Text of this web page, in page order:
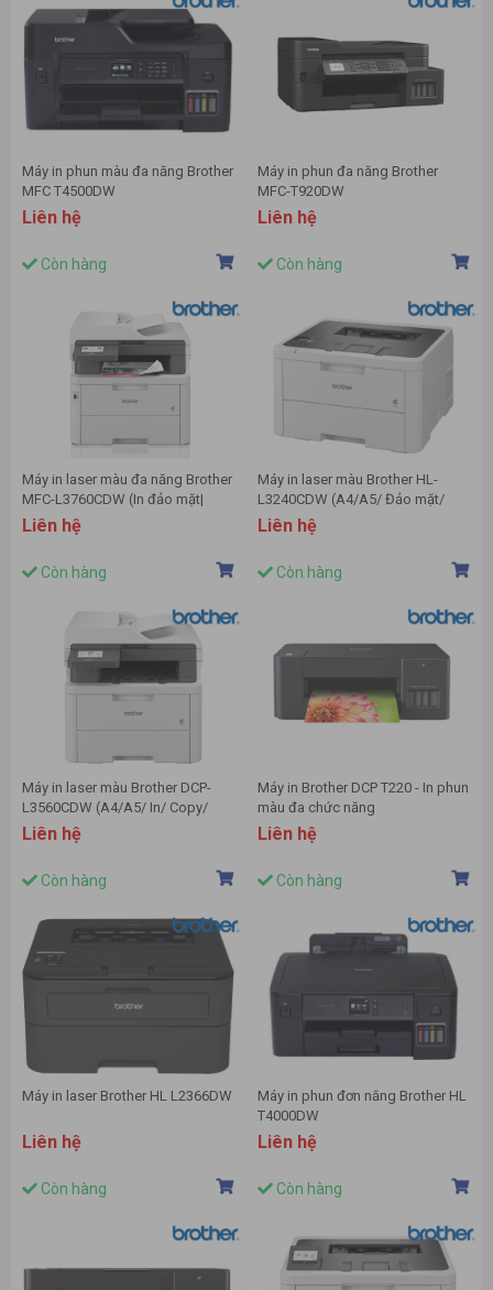
Máy in phun màu đa năng Brother
MFC T4500DW
Liên hệ
Còn hàng
Máy in phun đa năng Brother
MFC-T920DW
Liên hệ
Còn hàng
Máy in laser màu đa năng Brother
MFC-L3760CDW (In đảo mặt|
Copy| Scan| Fax| A4| A5| USB|
LAN| WIFI)
Liên hệ
Còn hàng
Máy in laser màu Brother HL-
L3240CDW (A4/A5/ Đảo mặt/
USB/ LAN/ WIFI)
Liên hệ
Còn hàng
Máy in laser màu Brother DCP-
L3560CDW (A4/A5/ In/ Copy/
Scan/ Đảo mặt/ ADF/ USB/ LAN/
Liên hệ
Còn hàng
Máy in Brother DCP T220 - In phun
màu đa chức năng
Liên hệ
Còn hàng
Máy in laser Brother HL L2366DW
Liên hệ
Còn hàng
Máy in phun đơn năng Brother HL
T4000DW
Liên hệ
Còn hàng